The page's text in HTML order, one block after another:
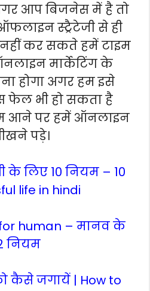
आप बिजनेस में है तो
स्ट्रैटेजी से ही
नहीं कर सकते हमें टाइम
मार्केटिंग के
होगा अगर हम इसे
फेल भी हो सकता है
आने पर हमें ऑनलाइन
पड़े।
के लिए 10 नियम – 10
life in hindi
for human – मानव के
नियम
कैसे जगायें | How to